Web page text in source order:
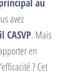
avez
. Mais
en
? Cet